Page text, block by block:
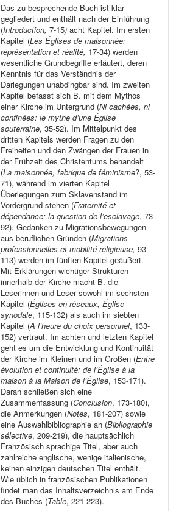
Das zu besprechende Buch ist klar
gegliedert und enthält nach der Einführung
(Introduction,7-15)acht Kapitel. Im ersten
Kapitel (Les Églises de maisonnée:
représentation et réalité, 17-34) werden
wesentliche Grundbegriffe erläutert, deren
Kenntnis für das Verständnis der
Darlegungen unabdingbar sind. Im zweiten
Kapitel befasst sich B. mit dem Mythos
einer Kirche im Untergrund (Ni cachées, ni
confinées: le mythe d’une Église
souterraine, 35-52). Im Mittelpunkt des
dritten Kapitels werden Fragen zu den
Freiheiten und den Zwängen der Frauen in
der Frühzeit des Christentums behandelt
(La maisonnée, fabrique de féminisme?, 53-
71), während im vierten Kapitel
Überlegungen zum Sklavenstand im
Vordergrund stehen (Fraternité et
dépendance: la question de l’esclavage, 73-
92). Gedanken zu Migrationsbewegungen
aus beruflichen Gründen (Migrations
professionnelles et mobilité religieuse,93-
113) werden im fünften Kapitel geäußert.
Mit Erklärungen wichtiger Strukturen
innerhalb der Kirche macht B. die
Leserinnen und Leser sowohl im sechsten
Kapitel (Églises en réseaux, Église
synodale, 115-132) als auch im siebten
Kapitel (À l’heure du choix personnel, 133-
152) vertraut. Im achten und letzten Kapitel
geht es um die Entwicklung und Kontinuität
der Kirche im Kleinen und im Großen (Entre
évolution et continuité: de l’Église à la
maison à la Maison de l’Église, 153-171).
Daran schließen sich eine
Zusammenfassung (Conclusion, 173-180),
die Anmerkungen (Notes, 181-207) sowie
eine Auswahlbibliographie an (Bibliographie
sélective, 209-219), die hauptsächlich
Französisch sprachige Titel, aber auch
zahlreiche englische, wenige italienische,
keinen einzigen deutschen Titel enthält.
Wie üblich in französischen Publikationen
findet man das Inhaltsverzeichnis am Ende
des Buches (Table, 221-223).